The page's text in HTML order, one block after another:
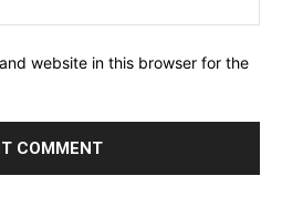
website in this browser for the